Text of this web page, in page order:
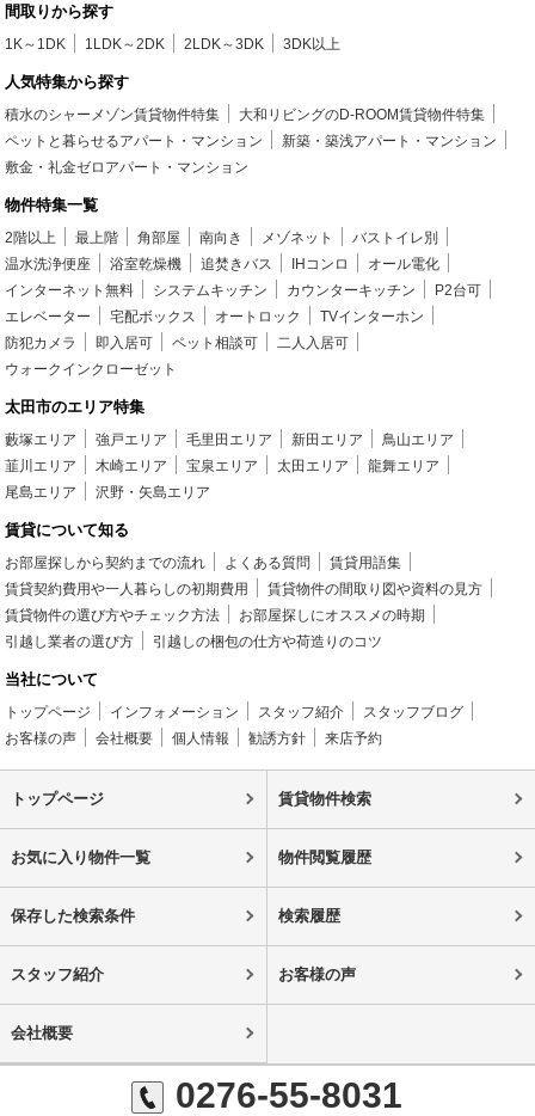
間取りから探す
1K～1DK 1LDK～2DK 2LDK～3DK 3DK以上
人気特集から探す
積水のシャーメゾン賃貸物件特集
大和リビングのD-ROOM賃貸物件特集
ペットと暮らせるアパート・マンション
新築・築浅アパート・マンション
敷金・礼金ゼロアパート・マンション
物件特集一覧
2階以上 最上階 角部屋 南向き メゾネット
バストイレ別
温水洗浄便座
浴室乾燥機 追焚きバス IHコンロ
オール電化
インターネット無料
システムキッチン カウンターキッチン
P2台可
エレベーター
宅配ボックス オートロック
TVインターホン
防犯カメラ
即入居可 ペット相談可
二人入居可
ウォークインクローゼット
太田市のエリア特集
藪塚エリア 強戸エリア 毛里田エリア 新田エリア
鳥山エリア
韮川エリア
木崎エリア 宝泉エリア 太田エリア
龍舞エリア
尾島エリア
沢野・矢島エリア
賃貸について知る
お部屋探しから契約までの流れ よくある質問
賃貸用語集
賃貸契約費用や一人暮らしの初期費用
賃貸物件の間取り図や資料の見方
賃貸物件の選び方やチェック方法
お部屋探しにオススメの時期
引越し業者の選び方
引越しの梱包の仕方や荷造りのコツ
当社について
トップページ インフォメーション スタッフ紹介
スタッフブログ
お客様の声
会社概要 個人情報 勧誘方針 来店予約
トップページ 賃貸物件検索
お気に入り物件一覧 物件閲覧履歴
保存した検索条件 検索履歴
スタッフ紹介 お客様の声
会社概要
0276-55-8031